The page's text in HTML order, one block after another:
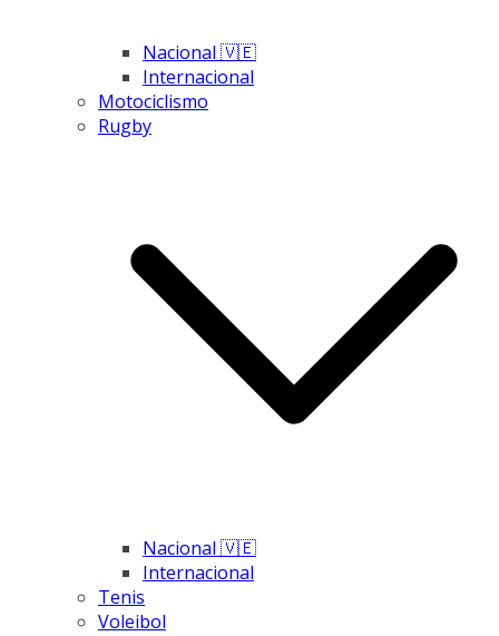
Nacional 🇻🇪
Internacional
Motociclismo
Rugby
Nacional 🇻🇪
Internacional
Tenis
Voleibol